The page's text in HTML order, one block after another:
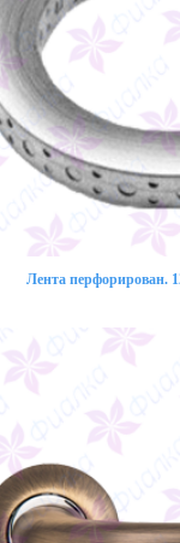
Лента перфорирован.